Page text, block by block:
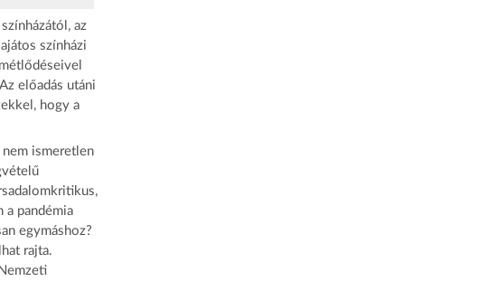
az
színházi
előadás utáni
hogy a
ismeretlen
a pandémia
egymáshoz?
rajta.